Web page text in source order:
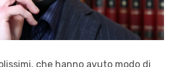
che hanno avuto modo di